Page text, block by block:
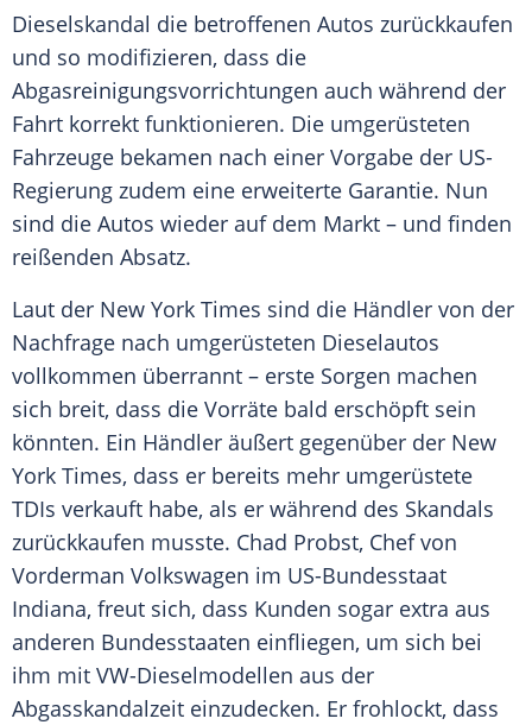
Dieselskandal die betroffenen Autos zurückkaufen
und so modifizieren, dass die
Abgasreinigungsvorrichtungen auch während der
Fahrt korrekt funktionieren. Die umgerüsteten
Fahrzeuge bekamen nach einer Vorgabe der US-
Regierung zudem eine erweiterte Garantie. Nun
sind die Autos wieder auf dem Markt – und finden
reißenden Absatz.
Laut der New York Times sind die Händler von der
Nachfrage nach umgerüsteten Dieselautos
vollkommen überrannt – erste Sorgen machen
sich breit, dass die Vorräte bald erschöpft sein
könnten. Ein Händler äußert gegenüber der New
York Times, dass er bereits mehr umgerüstete
TDIs verkauft habe, als er während des Skandals
zurückkaufen musste. Chad Probst, Chef von
Vorderman Volkswagen im US-Bundesstaat
Indiana, freut sich, dass Kunden sogar extra aus
anderen Bundesstaaten einfliegen, um sich bei
ihm mit VW-Dieselmodellen aus der
Abgasskandalzeit einzudecken. Er frohlockt, dass